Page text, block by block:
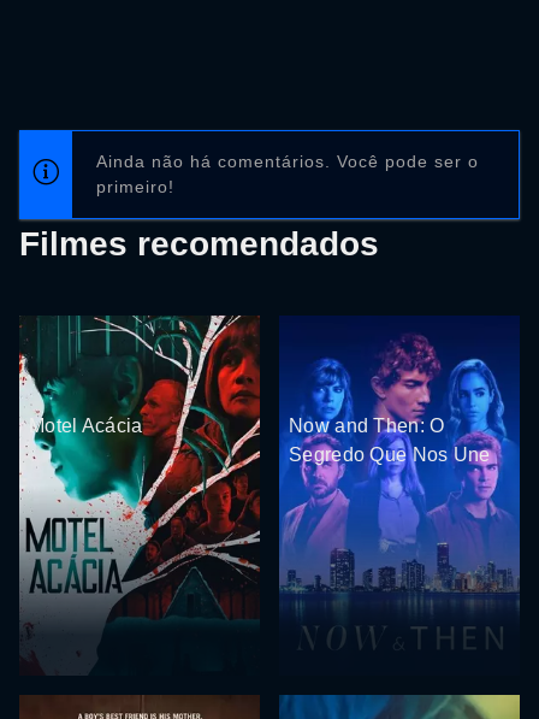
Ainda não há comentários. Você pode ser o
primeiro!
Filmes recomendados
Motel Acácia
Now and Then: O
Segredo Que Nos Une